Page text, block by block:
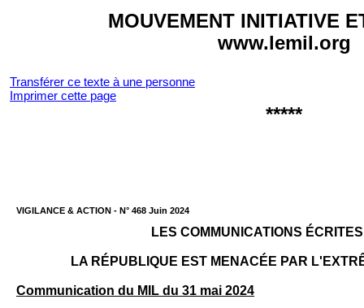
MOUVEMENT INITIATIVE
www.lemil.org
Transférer ce texte à une personne
Imprimer cette page
*****
VI­GILANCE & AC­TION - N° 468 Juin 2024
LES COMMUNICATIONS
LA RÉPUBLIQUE EST MENACÉE PAR
Communication du MIL du 31 mai 2024